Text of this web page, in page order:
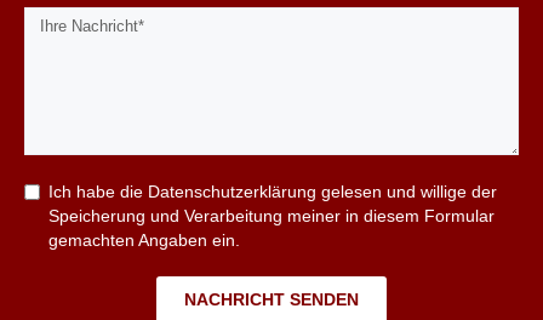
Ich habe die Datenschutzerklärung gelesen und willige der
Speicherung und Verarbeitung meiner in diesem Formular
gemachten Angaben ein.
NACHRICHT SENDEN